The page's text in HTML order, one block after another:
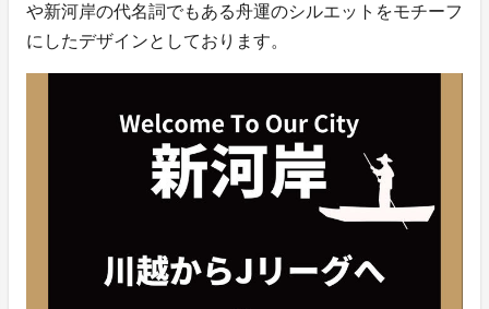
や新河岸の代名詞でもある舟運のシルエットをモチーフ
にしたデザインとしております。